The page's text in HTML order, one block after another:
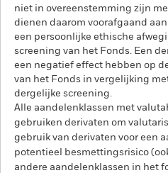
niet in overeenstemming zijn
dienen daarom voorafgaand
een persoonlijke ethische
screening van het Fonds. Een
een negatief effect hebben op
van het Fonds in vergelijking
dergelijke screening.
Alle aandelenklassen met
gebruiken derivaten om
gebruik van derivaten voor een
potentieel besmettingsrisico
andere aandelenklassen in het